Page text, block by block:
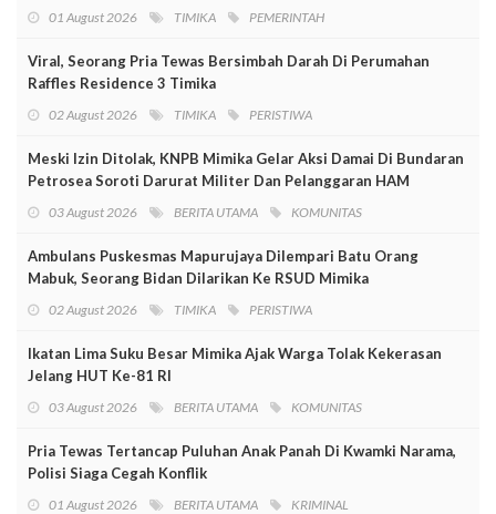
01 August 2026 TIMIKA PEMERINTAH
Viral, Seorang Pria Tewas Bersimbah Darah Di Perumahan
Raffles Residence 3 Timika
02 August 2026 TIMIKA PERISTIWA
Meski Izin Ditolak, KNPB Mimika Gelar Aksi Damai Di Bundaran
Petrosea Soroti Darurat Militer Dan Pelanggaran HAM
03 August 2026 BERITA UTAMA KOMUNITAS
Ambulans Puskesmas Mapurujaya Dilempari Batu Orang
Mabuk, Seorang Bidan Dilarikan Ke RSUD Mimika
02 August 2026 TIMIKA PERISTIWA
Ikatan Lima Suku Besar Mimika Ajak Warga Tolak Kekerasan
Jelang HUT Ke-81 RI
03 August 2026 BERITA UTAMA KOMUNITAS
Pria Tewas Tertancap Puluhan Anak Panah Di Kwamki Narama,
Polisi Siaga Cegah Konflik
01 August 2026 BERITA UTAMA KRIMINAL